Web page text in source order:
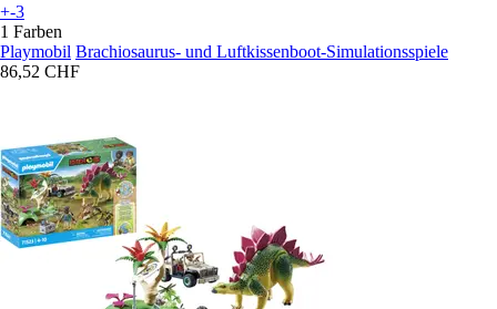
+-3
1 Farben
Playmobil Brachiosaurus- und Luftkissenboot-Simulationsspiele
86,52 CHF